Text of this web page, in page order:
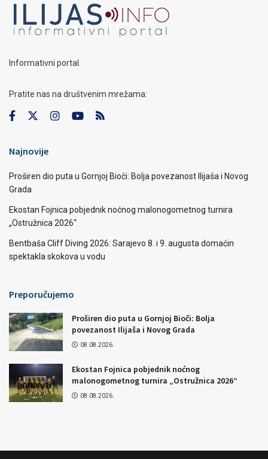
Informativni portal.
Pratite nas na društvenim mrežama:
Najnovije
Proširen dio puta u Gornjoj Bioči: Bolja povezanost Ilijaša i Novog
Grada
Ekostan Fojnica pobjednik noćnog malonogometnog turnira
„Ostružnica 2026“
Bentbaša Cliff Diving 2026: Sarajevo 8. i 9. augusta domaćin
spektakla skokova u vodu
Preporučujemo
Proširen dio puta u Gornjoj Bioči: Bolja
povezanost Ilijaša i Novog Grada
08.08.2026.
Ekostan Fojnica pobjednik noćnog
malonogometnog turnira „Ostružnica 2026“
08.08.2026.